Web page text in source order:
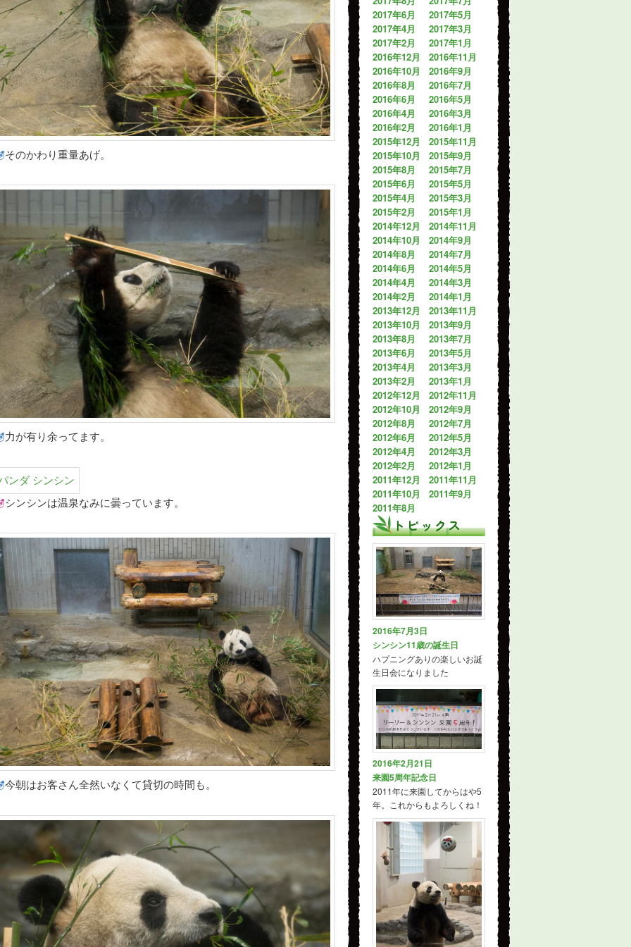
そのかわり重量あげ。
力が有り余ってます。
シンシンは温泉なみに曇っています。
今朝はお客さん全然いなくて貸切の時間も。
2017年6月
2017年5月
2017年4月
2017年3月
2017年2月
2017年1月
2016年12月
2016年11月
2016年10月
2016年9月
2016年8月
2016年7月
2016年6月
2016年5月
2016年4月
2016年3月
2016年2月
2016年1月
2015年12月
2015年11月
2015年10月
2015年9月
2015年8月
2015年7月
2015年6月
2015年5月
2015年4月
2015年3月
2015年2月
2015年1月
2014年12月
2014年11月
2014年10月
2014年9月
2014年8月
2014年7月
2014年6月
2014年5月
2014年4月
2014年3月
2014年2月
2014年1月
2013年12月
2013年11月
2013年10月
2013年9月
2013年8月
2013年7月
2013年6月
2013年5月
2013年4月
2013年3月
2013年2月
2013年1月
2012年12月
2012年11月
2012年10月
2012年9月
2012年8月
2012年7月
2012年6月
2012年5月
2012年4月
2012年3月
2012年2月
2012年1月
2011年12月
2011年11月
2011年10月
2011年9月
2011年8月
トピックス
2016年7月3日
シンシン11歳の誕生日
ハプニングありの楽しいお誕
生日会になりました
2016年2月21日
来園5周年記念日
2011年に来園してからはや5
年。これからもよろしくね！